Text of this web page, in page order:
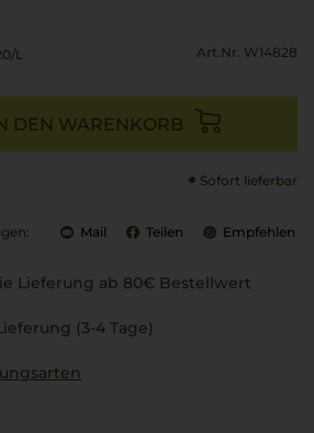
/L
Art.Nr. W14828
DEN WARENKORB
Sofort lieferbar
Mail Teilen Empfehlen
Lieferung ab 80€ Bestellwert
(3-4 Tage)